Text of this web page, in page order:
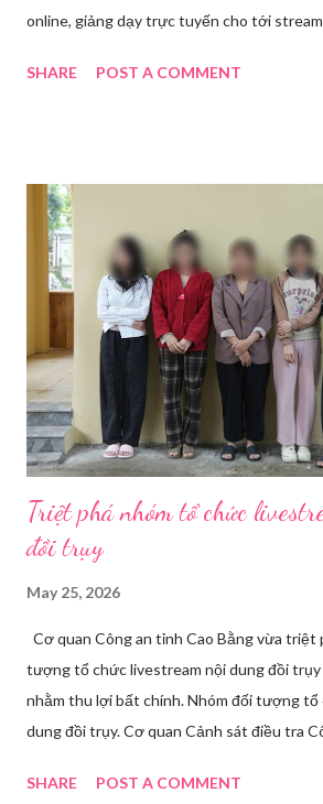
online, giảng dạy trực tuyến cho tới
Trong bài viết dưới đây, chúng tôi sẽ giới
mạng xã hội hoặc website theo thời gian
được điều này, người dùng cần đến sự hỗ
chuyên biệt giúp xử lý hình ảnh, âm thanh,
định. Những công cụ hỗ trợ livestream
phần mềm Livestream không chỉ phục vụ
mà còn là trợ thủ đắc lực cho nhà bán hàng
doanh nghiệp, nhà sáng tạo nội dung. Việc
mềm sẽ giúp bu...
SHARE POST A COMMENT
Triệt phá nhóm tổ chức
đồi trụy
May 25, 2026
Cơ quan Công an tỉnh Cao Bằng vừa triệt
tượng tổ chức livestream nội dung đồi
nhằm thu lợi bất chính. Nhóm đối tượng tổ
dung đồi trụy. Cơ quan Cảnh sát điều tra
tạm giam đối với Triệu Thị Dung về hành vi
SHARE POST A COMMENT